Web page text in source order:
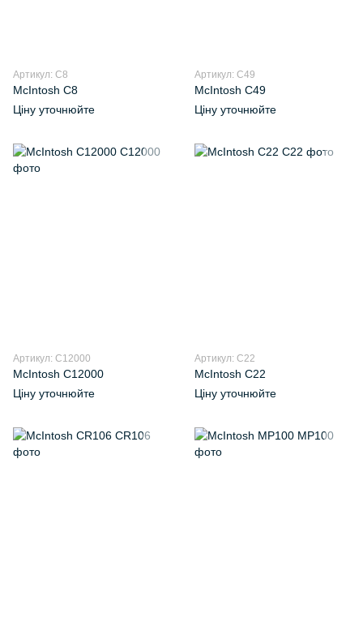
Артикул: C8
McIntosh C8
Ціну уточнюйте
Артикул: C49
McIntosh C49
Ціну уточнюйте
Артикул: С12000
McIntosh C12000
Ціну уточнюйте
Артикул: С22
McIntosh C22
Ціну уточнюйте